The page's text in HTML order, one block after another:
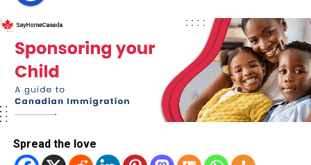
Spread the love